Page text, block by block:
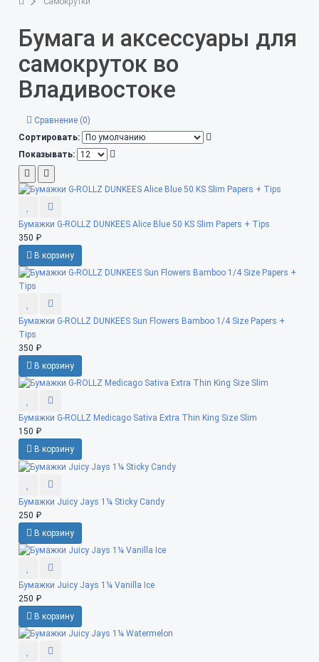
Бумага и аксессуары для
самокруток во
Владивостоке
Сравнение (0)
Сортировать:
Показывать:
Бумажки G-ROLLZ DUNKEES Alice Blue 50 KS Slim Papers + Tips
350 ₽
В корзину
Бумажки G-ROLLZ DUNKEES Sun Flowers Bamboo 1/4 Size Papers +
Tips
350 ₽
В корзину
Бумажки G-ROLLZ Medicago Sativa Extra Thin King Size Slim
150 ₽
В корзину
Бумажки Juicy Jays 1¼ Sticky Candy
250 ₽
В корзину
Бумажки Juicy Jays 1¼ Vanilla Ice
250 ₽
В корзину